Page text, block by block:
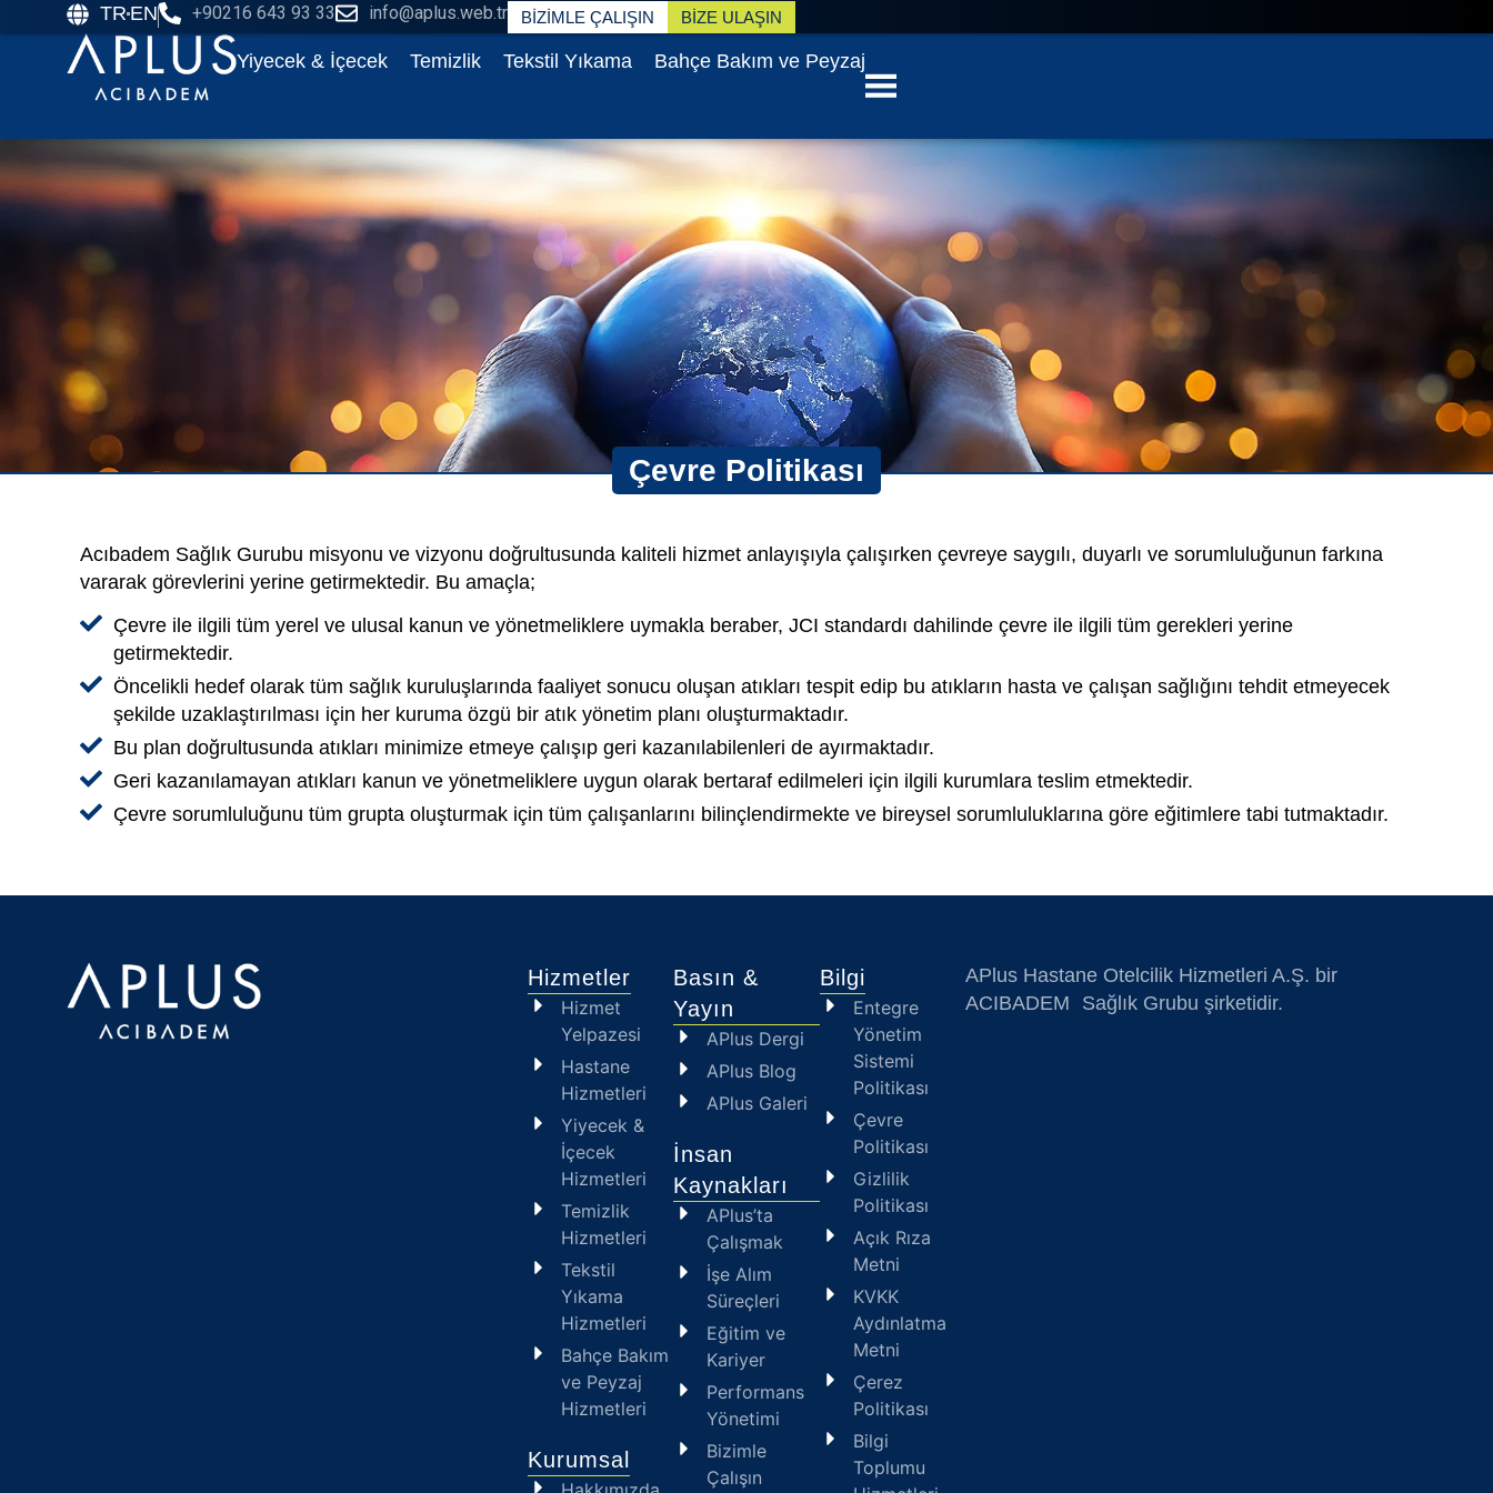
TR EN +90216 643 93 33 info@aplus.web.tr BİZİMLE ÇALIŞIN BİZE ULAŞIN
Yiyecek & İçecek Temizlik Tekstil Yıkama Bahçe Bakım ve Peyzaj
Çevre Politikası
Acıbadem Sağlık Gurubu misyonu ve vizyonu doğrultusunda kaliteli hizmet anlayışıyla çalışırken çevreye saygılı, duyarlı ve sorumluluğunun farkına
vararak görevlerini yerine getirmektedir. Bu amaçla;
Çevre ile ilgili tüm yerel ve ulusal kanun ve yönetmeliklere uymakla beraber, JCI standardı dahilinde çevre ile ilgili tüm gerekleri yerine
getirmektedir.
Öncelikli hedef olarak tüm sağlık kuruluşlarında faaliyet sonucu oluşan atıkları tespit edip bu atıkların hasta ve çalışan sağlığını tehdit etmeyecek
şekilde uzaklaştırılması için her kuruma özgü bir atık yönetim planı oluşturmaktadır.
Bu plan doğrultusunda atıkları minimize etmeye çalışıp geri kazanılabilenleri de ayırmaktadır.
Geri kazanılamayan atıkları kanun ve yönetmeliklere uygun olarak bertaraf edilmeleri için ilgili kurumlara teslim etmektedir.
Çevre sorumluluğunu tüm grupta oluşturmak için tüm çalışanlarını bilinçlendirmekte ve bireysel sorumluluklarına göre eğitimlere tabi tutmaktadır.
Hizmetler
Hizmet
Yelpazesi
Hastane
Hizmetleri
Yiyecek &
İçecek
Hizmetleri
Temizlik
Hizmetleri
Tekstil
Yıkama
Hizmetleri
Bahçe Bakım
ve Peyzaj
Hizmetleri
Kurumsal
Basın &
Yayın
APlus Dergi
APlus Blog
APlus Galeri
İnsan
Kaynakları
APlus’ta
Çalışmak
İşe Alım
Süreçleri
Eğitim ve
Kariyer
Performans
Yönetimi
Bizimle
Çalışın
Bilgi
Entegre
Yönetim
Sistemi
Politikası
Çevre
Politikası
Gizlilik
Politikası
Açık Rıza
Metni
KVKK
Aydınlatma
Metni
Çerez
Politikası
Bilgi
Toplumu
APlus Hastane Otelcilik Hizmetleri A.Ş. bir
ACIBADEM Sağlık Grubu şirketidir.